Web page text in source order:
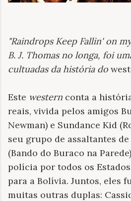
"Raindrops Keep Fallin' on
B. J. Thomas no longa, foi
cultuadas da história do
Este western conta a
reais, vivida pelos amigos
Newman) e Sundance Kid
seu grupo de assaltantes
(Bando do Buraco na
polícia por todos os
para a Bolívia. Juntos, eles
muitas outras duplas: